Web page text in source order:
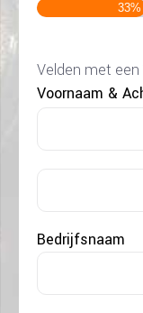
33%
Velden met
Voornaam &
Bedrijfsnaam